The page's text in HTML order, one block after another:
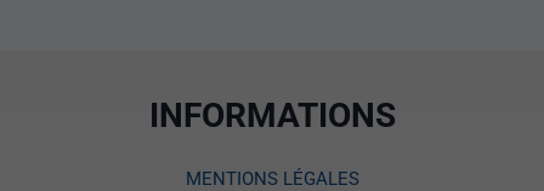
INFORMATIONS
MENTIONS LÉGALES